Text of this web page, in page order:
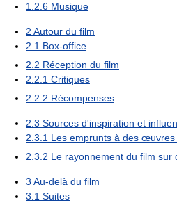
1.2.6 Musique
2 Autour du film
2.1 Box-office
2.2 Réception du film
2.2.1 Critiques
2.2.2 Récompenses
2.3 Sources d'inspiration et
2.3.1 Les emprunts à des
2.3.2 Le rayonnement du film
3 Au-delà du film
3.1 Suites